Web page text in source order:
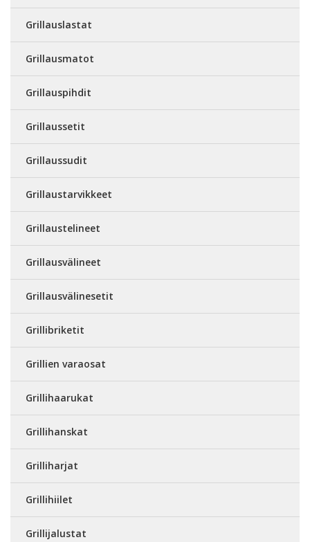
Grillauslastat
Grillausmatot
Grillauspihdit
Grillaussetit
Grillaussudit
Grillaustarvikkeet
Grillaustelineet
Grillausvälineet
Grillausvälinesetit
Grillibriketit
Grillien varaosat
Grillihaarukat
Grillihanskat
Grilliharjat
Grillihiilet
Grillijalustat